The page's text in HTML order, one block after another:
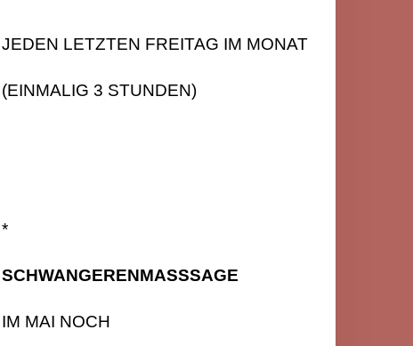
JEDEN LETZTEN FREITAG IM MONAT
(EINMALIG 3 STUNDEN)
*
SCHWANGERENMASSSAGE
IM MAI NOCH